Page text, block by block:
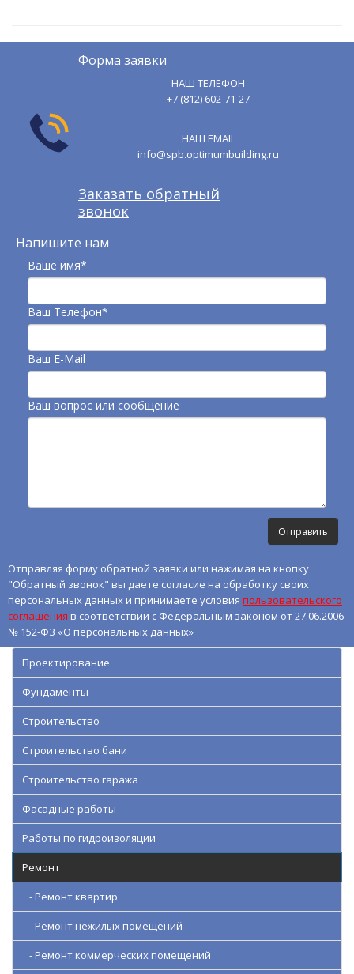
Форма заявки
НАШ ТЕЛЕФОН
+7 (812) 602-71-27
НАШ EMAIL
info@spb.optimumbuilding.ru
Заказать обратный
звонок
Напишите нам
Ваше имя*
Ваш Телефон*
Ваш E-Mail
Ваш вопрос или сообщение
Отправляя форму обратной заявки или нажимая на кнопку
"Обратный звонок" вы даете согласие на обработку своих
персональных данных и принимаете условия пользовательского
соглашения в соответствии с Федеральным законом от 27.06.2006
№ 152-ФЗ «О персональных данных»
Проектирование
Фундаменты
Строительство
Строительство бани
Строительство гаража
Фасадные работы
Работы по гидроизоляции
Ремонт
- Ремонт квартир
- Ремонт нежилых помещений
- Ремонт коммерческих помещений